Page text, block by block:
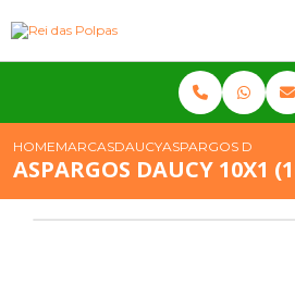
HOMEMARCASDAUCYASPARGOS DAUCY
ASPARGOS DAUCY 10X1